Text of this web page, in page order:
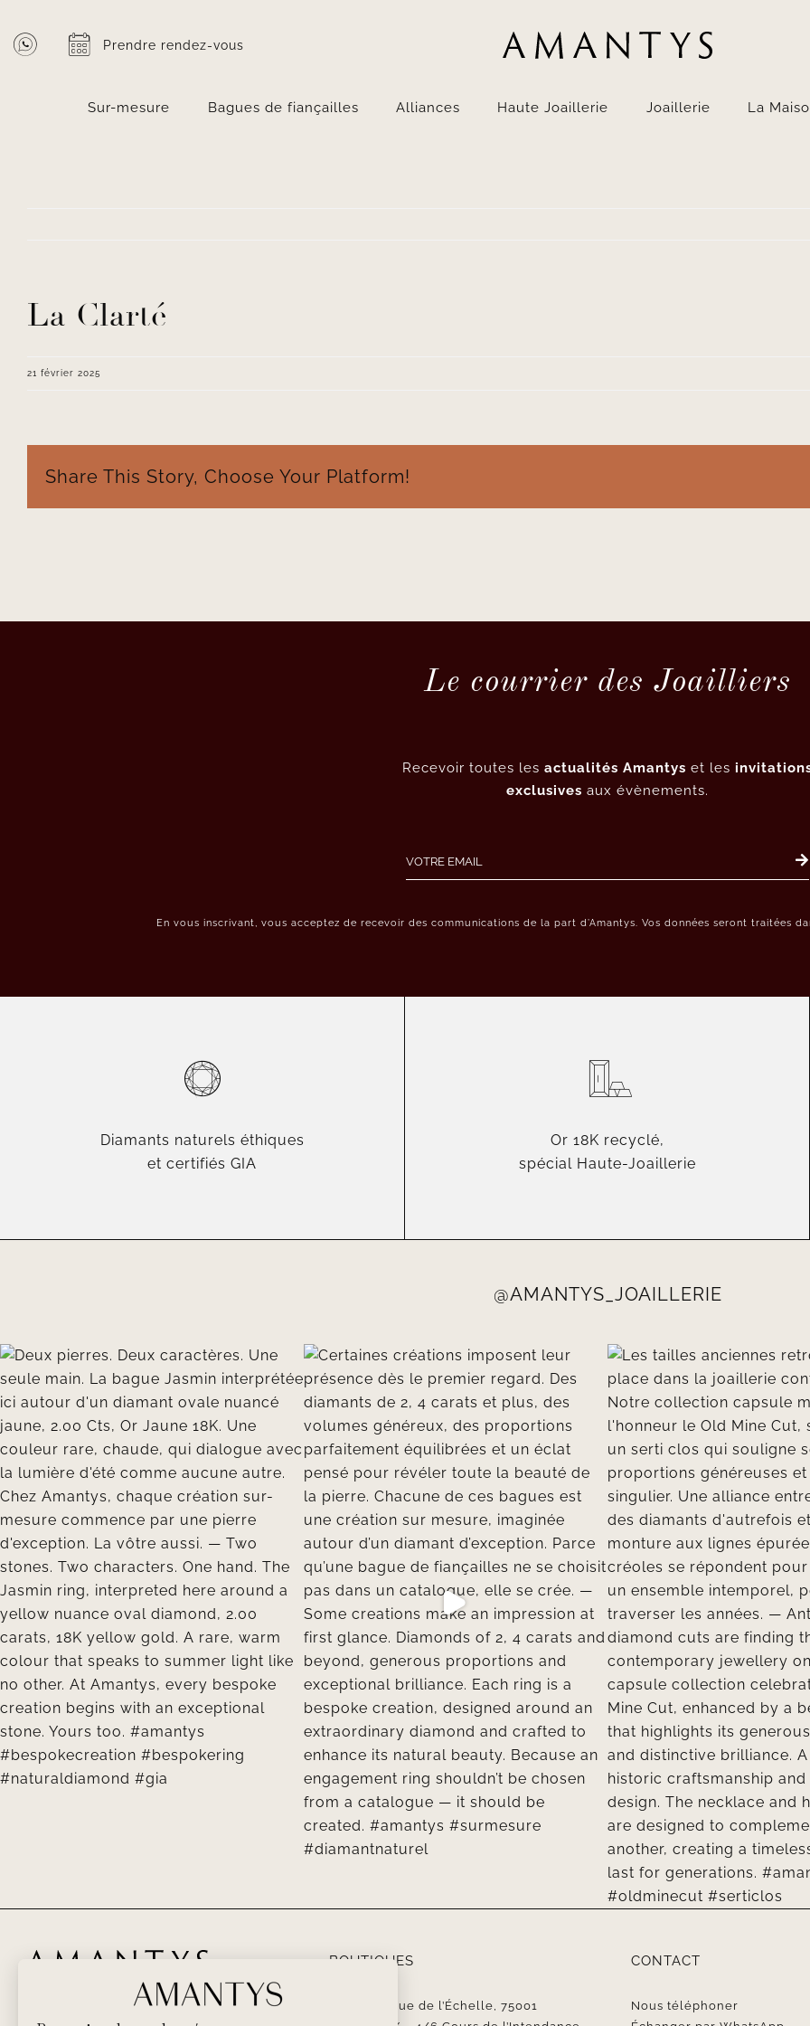
au
contenu
Prendre rendez-vous
Sur-mesure Bagues de fiançailles Alliances Haute Joaillerie Joaillerie La
La Clarté
21 février 2025
Share This Story, Choose Your Platform!
Le courrier des Joailliers
Recevoir toutes les actualités Amantys et les
exclusives aux évènements.
En vous inscrivant, vous acceptez de recevoir des communications de la part d’Amantys. Vos données seront traitées
Diamants naturels éthiques
et certifiés GIA
Or 18K recyclé,
spécial Haute-Joaillerie
@AMANTYS_JOAILLERIE
BOUTIQUES
PARIS – 5 Rue de l’Échelle, 75001
CONTACT
Nous téléphoner